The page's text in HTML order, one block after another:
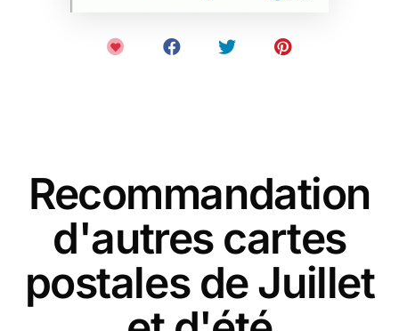
Recommandation
d'autres cartes
postales de Juillet